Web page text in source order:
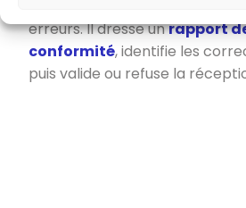
erreurs. Il dresse unrapport
conformité, identifie les
puis valide ou refuse la